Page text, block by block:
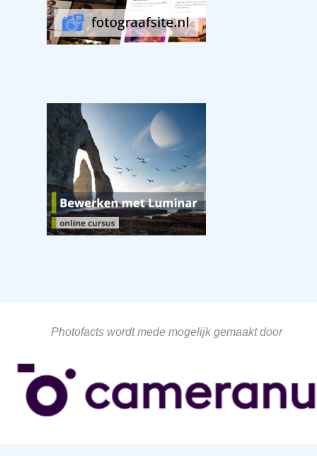
Photofacts wordt mede mogelijk gemaakt door